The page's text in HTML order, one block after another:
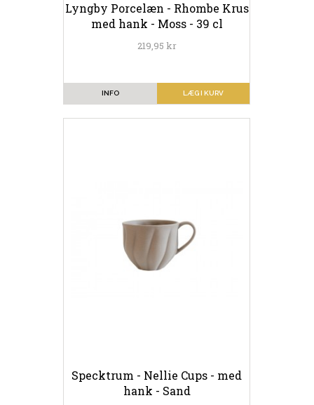
Lyngby Porcelæn - Rhombe Krus
med hank - Moss - 39 cl
219,95 kr
LÆG I KURV
INFO
Specktrum - Nellie Cups - med
hank - Sand